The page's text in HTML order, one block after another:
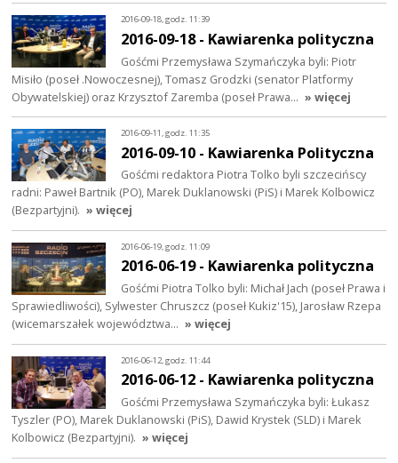
2016-09-18, godz. 11:39
2016-09-18 - Kawiarenka polityczna
Gośćmi Przemysława Szymańczyka byli: Piotr
Misiło (poseł .Nowoczesnej), Tomasz Grodzki (senator Platformy
Obywatelskiej) oraz Krzysztof Zaremba (poseł Prawa… » więcej
2016-09-11, godz. 11:35
2016-09-10 - Kawiarenka Polityczna
Gośćmi redaktora Piotra Tolko byli szczecińscy
radni: Paweł Bartnik (PO), Marek Duklanowski (PiS) i Marek Kolbowicz
(Bezpartyjni). » więcej
2016-06-19, godz. 11:09
2016-06-19 - Kawiarenka polityczna
Gośćmi Piotra Tolko byli: Michał Jach (poseł Prawa i
Sprawiedliwości), Sylwester Chruszcz (poseł Kukiz'15), Jarosław Rzepa
(wicemarszałek województwa… » więcej
2016-06-12, godz. 11:44
2016-06-12 - Kawiarenka polityczna
Gośćmi Przemysława Szymańczyka byli: Łukasz
Tyszler (PO), Marek Duklanowski (PiS), Dawid Krystek (SLD) i Marek
Kolbowicz (Bezpartyjni). » więcej